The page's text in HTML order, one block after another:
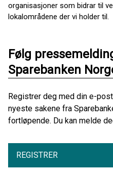
organisasjoner som bidrar til
lokalområdene der vi holder til.
Følg
Sparebanken
Registrer deg med din e-
nyeste sakene fra
fortløpende. Du kan melde
REGISTRER